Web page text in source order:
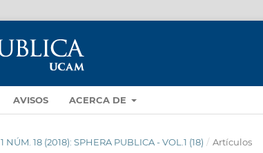
AVISOS ACERCA DE
NÚM. 18 (2018): SPHERA PUBLICA - VOL.1 (18) / Artículos